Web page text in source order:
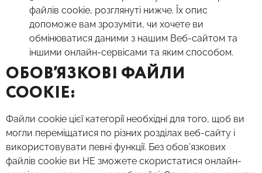
файлів cookie, розглянуті нижче. Їх опис
допоможе вам зрозуміти, чи хочете ви
обмінюватися даними з нашим Веб-сайтом та
іншими онлайн-сервісами та яким способом.
ОБОВ’ЯЗКОВІ ФАЙЛИ
COOKIE:
Файли cookie цієї категорії необхідні для того, щоб ви
могли переміщатися по різних розділах веб-сайту і
використовувати певні функції. Без обов’язкових
файлів cookie ви НЕ зможете скористатися онлайн-